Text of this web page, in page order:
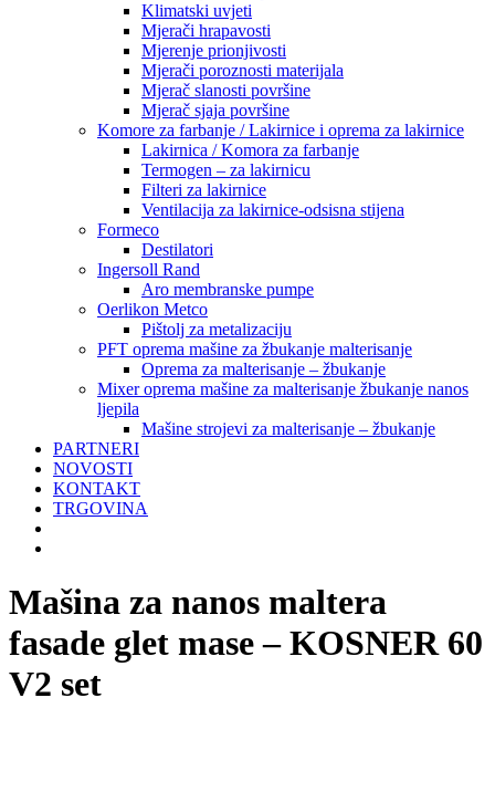
Klimatski uvjeti
Mjerači hrapavosti
Mjerenje prionjivosti
Mjerači poroznosti materijala
Mjerač slanosti površine
Mjerač sjaja površine
Komore za farbanje / Lakirnice i oprema za lakirnice
Lakirnica / Komora za farbanje
Termogen – za lakirnicu
Filteri za lakirnice
Ventilacija za lakirnice-odsisna stijena
Formeco
Destilatori
Ingersoll Rand
Aro membranske pumpe
Oerlikon Metco
Pištolj za metalizaciju
PFT oprema mašine za žbukanje malterisanje
Oprema za malterisanje – žbukanje
Mixer oprema mašine za malterisanje žbukanje nanos
ljepila
Mašine strojevi za malterisanje – žbukanje
PARTNERI
NOVOSTI
KONTAKT
TRGOVINA
Mašina za nanos maltera
fasade glet mase – KOSNER 60
V2 set